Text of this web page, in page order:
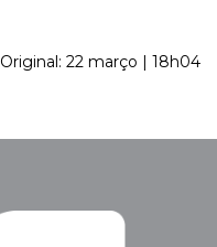
Original: 22 março | 18h04